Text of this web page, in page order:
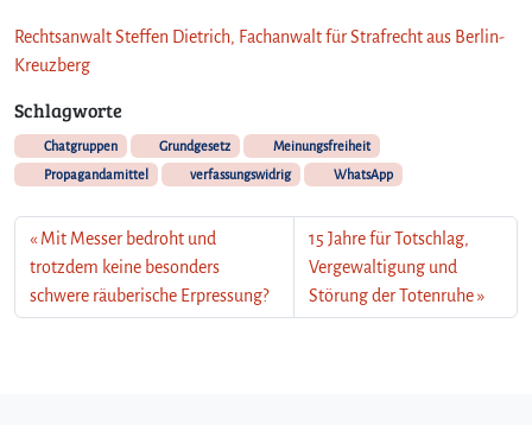
Rechtsanwalt Steffen Dietrich, Fachanwalt für Strafrecht aus Berlin-
Kreuzberg
Schlagworte
Chatgruppen Grundgesetz
Meinungsfreiheit
Propagandamittel
verfassungswidrig WhatsApp
Mit Messer bedroht und
trotzdem keine besonders
schwere räuberische Erpressung?
15 Jahre für Totschlag,
Vergewaltigung und
Störung der Totenruhe